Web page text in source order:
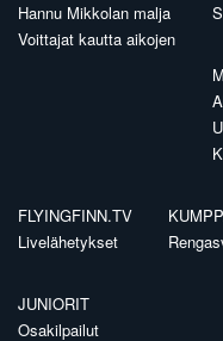
Hannu Mikkolan malja
Voittajat kautta aikojen
FLYINGFINN.TV
Livelähetykset
JUNIORIT
Osakilpailut